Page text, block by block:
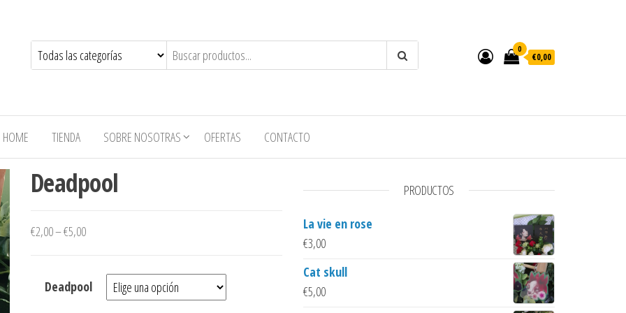
0
€0,00
HOME TIENDA SOBRE NOSOTRAS OFERTAS CONTACTO
Deadpool
€2,00–€5,00
Deadpool
PRODUCTOS
La vie en rose
€3,00
Cat skull
€5,00